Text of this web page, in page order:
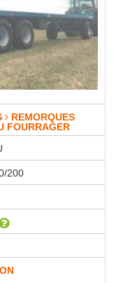
REMORQUES
FOURRAGER
200